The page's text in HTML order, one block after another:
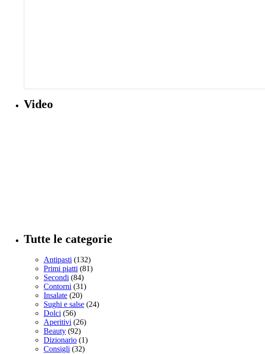
Video
Tutte le categorie
Antipasti (132)
Primi piatti (81)
Secondi (84)
Contorni (31)
Insalate (20)
Sughi e salse (24)
Dolci (56)
Aperitivi (26)
Beauty (92)
Dizionario (1)
Consigli (32)